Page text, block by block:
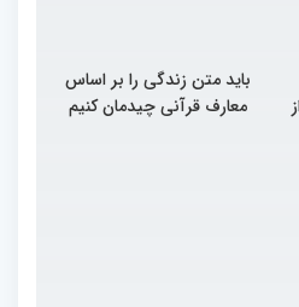
باید متن زندگی را بر اساس
معارف قرآنی چیدمان کنیم